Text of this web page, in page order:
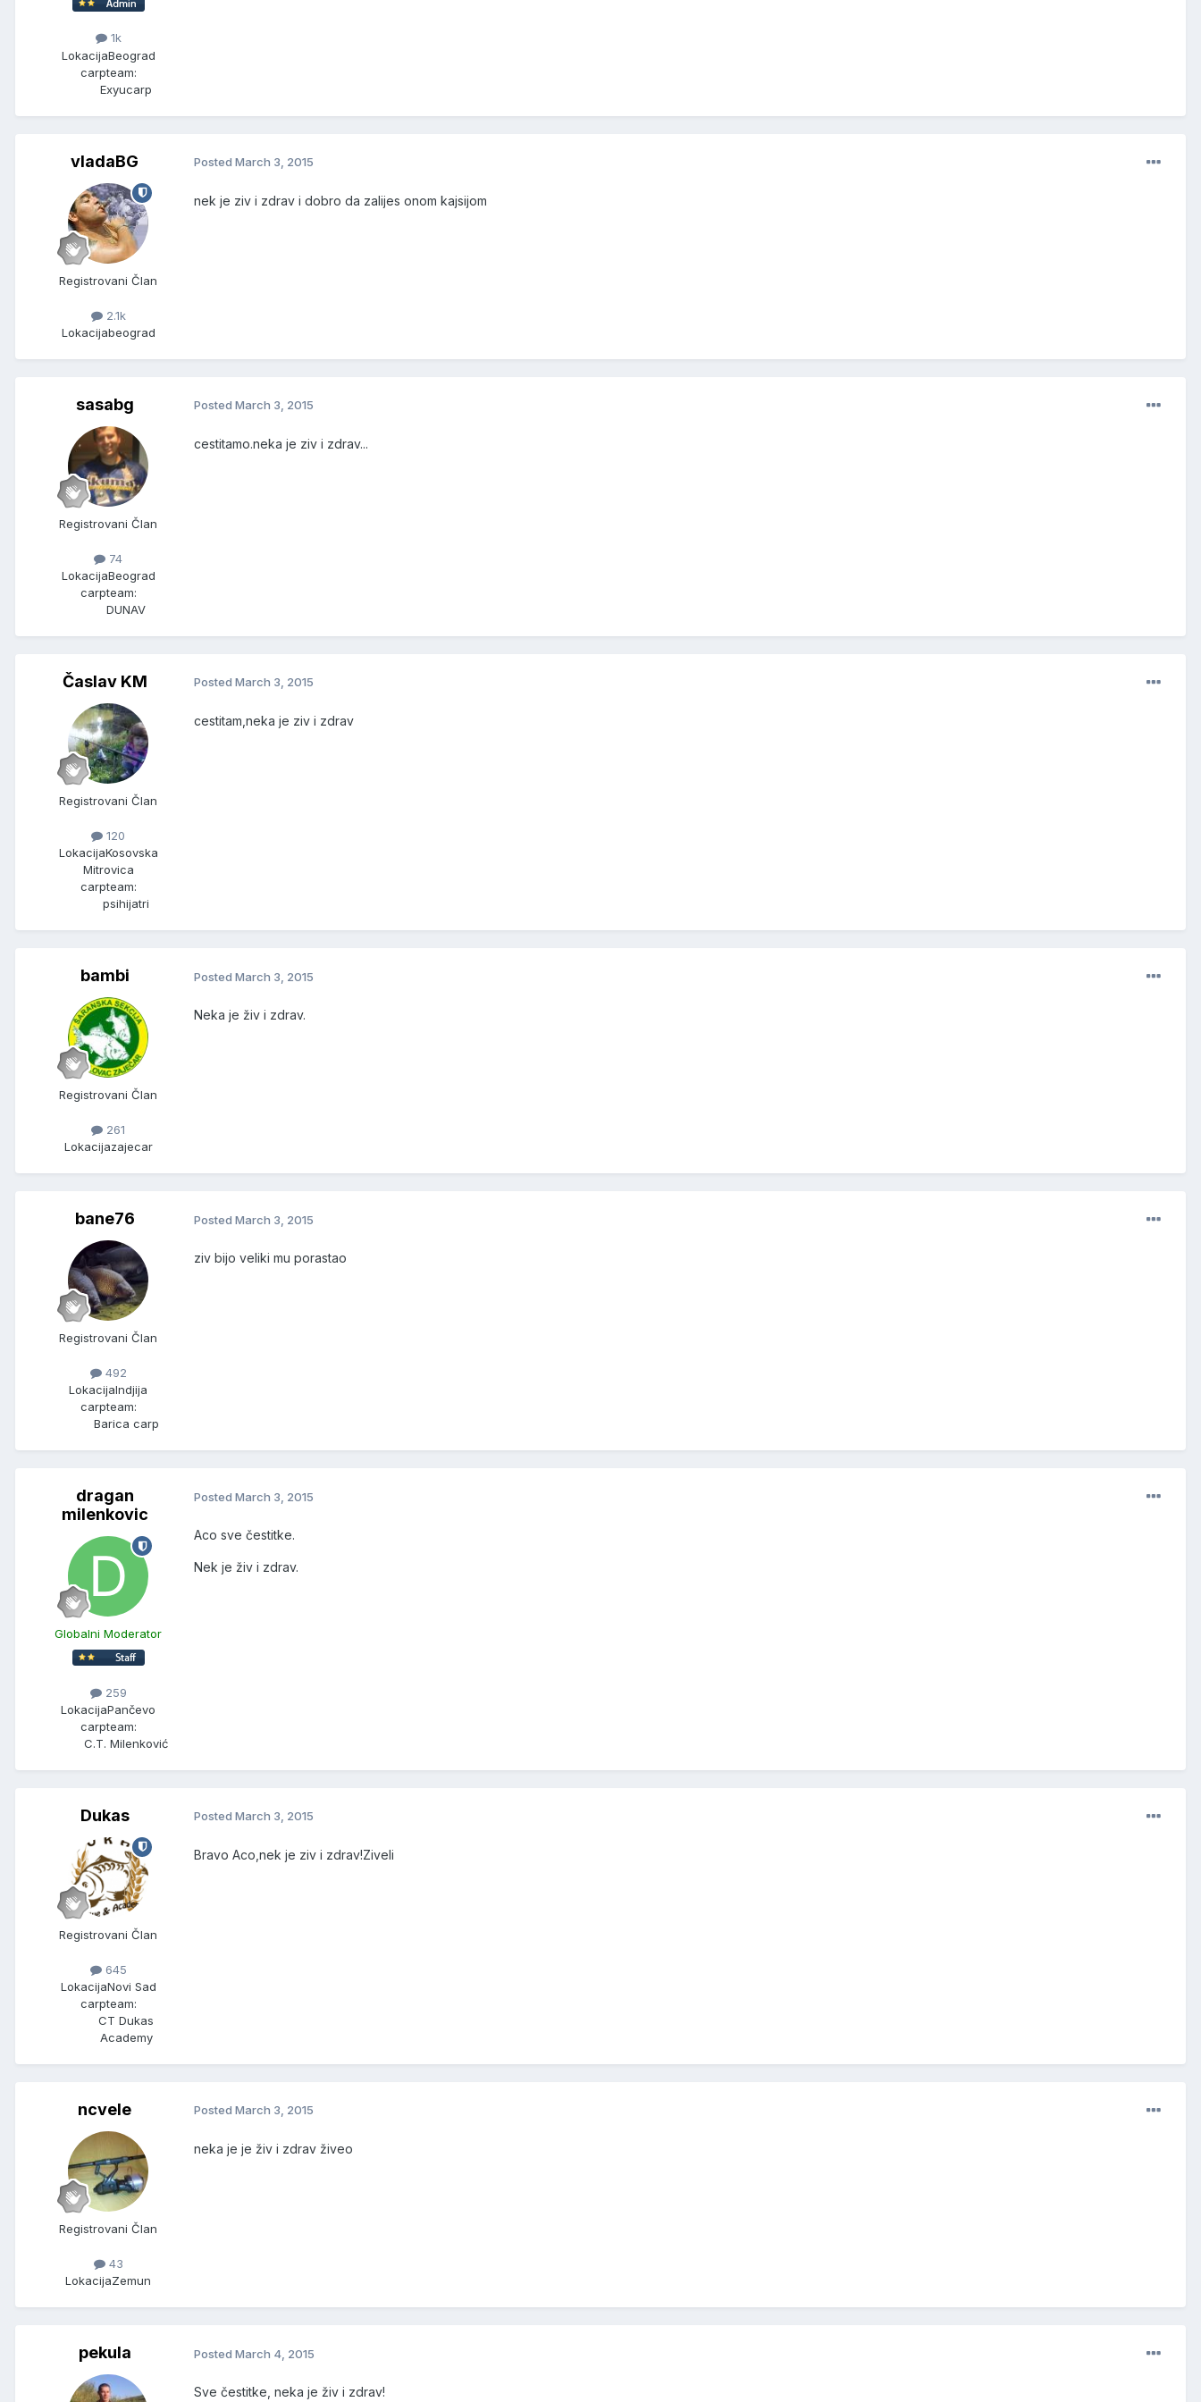
1k
LokacijaBeograd
carpteam:
Exyucarp
vladaBG
Registrovani Član
2.1k
Lokacijabeograd
Posted March 3, 2015
nek je ziv i zdrav i dobro da zalijes onom kajsijom
sasabg
Registrovani Član
74
LokacijaBeograd
carpteam:
DUNAV
Posted March 3, 2015
cestitamo.neka je ziv i zdrav...
Časlav KM
Registrovani Član
120
LokacijaKosovska
Mitrovica
carpteam:
psihijatri
Posted March 3, 2015
cestitam,neka je ziv i zdrav
bambi
Registrovani Član
261
Lokacijazajecar
Posted March 3, 2015
Neka je živ i zdrav.
bane76
Registrovani Član
492
LokacijaIndjija
carpteam:
Barica carp
Posted March 3, 2015
ziv bijo veliki mu porastao
dragan
milenkovic
Globalni Moderator
259
LokacijaPančevo
carpteam:
C.T. Milenković
Posted March 3, 2015
Aco sve čestitke.
Nek je živ i zdrav.
Dukas
Registrovani Član
645
LokacijaNovi Sad
carpteam:
CT Dukas
Academy
Posted March 3, 2015
Bravo Aco,nek je ziv i zdrav!Ziveli
ncvele
Registrovani Član
43
LokacijaZemun
Posted March 3, 2015
neka je je živ i zdrav živeo
pekula Posted March 4, 2015
Sve čestitke, neka je živ i zdrav!